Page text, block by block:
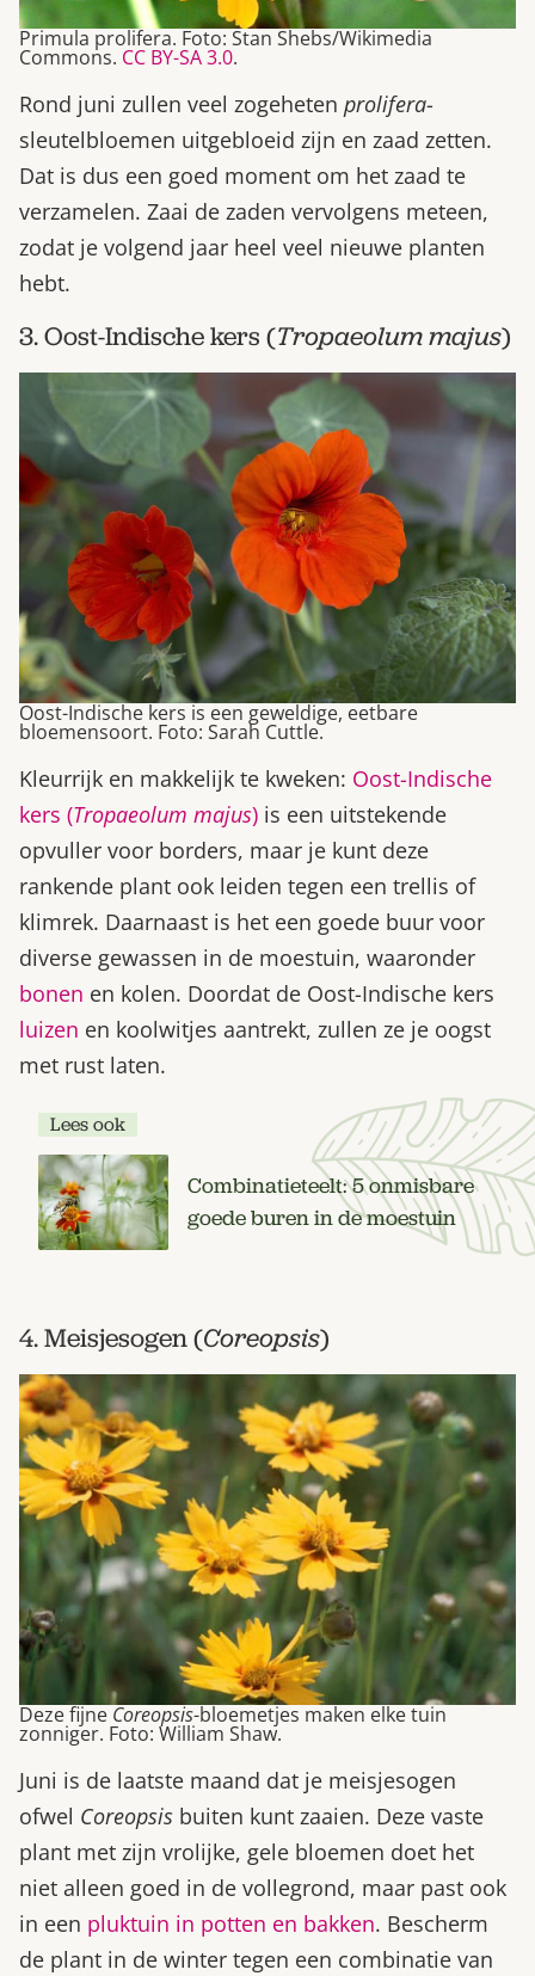
Primula prolifera. Foto: Stan Shebs/Wikimedia
Commons. CC BY-SA 3.0.
Rond juni zullen veel zogeheten prolifera-
sleutelbloemen uitgebloeid zijn en zaad zetten.
Dat is dus een goed moment om het zaad te
verzamelen. Zaai de zaden vervolgens meteen,
zodat je volgend jaar heel veel nieuwe planten
hebt.
3. Oost-Indische kers (Tropaeolum majus)
Oost-Indische kers is een geweldige, eetbare
bloemensoort. Foto: Sarah Cuttle.
Kleurrijk en makkelijk te kweken: Oost-Indische
kers (Tropaeolum majus) is een uitstekende
opvuller voor borders, maar je kunt deze
rankende plant ook leiden tegen een trellis of
klimrek. Daarnaast is het een goede buur voor
diverse gewassen in de moestuin, waaronder
bonen en kolen. Doordat de Oost-Indische kers
luizen en koolwitjes aantrekt, zullen ze je oogst
met rust laten.
Lees ook
Combinatieteelt: 5 onmisbare
goede buren in de moestuin
4. Meisjesogen (Coreopsis)
Deze fijne Coreopsis-bloemetjes maken elke tuin
zonniger. Foto: William Shaw.
Juni is de laatste maand dat je meisjesogen
ofwel Coreopsis buiten kunt zaaien. Deze vaste
plant met zijn vrolijke, gele bloemen doet het
niet alleen goed in de vollegrond, maar past ook
in een pluktuin in potten en bakken. Bescherm
de plant in de winter tegen een combinatie van